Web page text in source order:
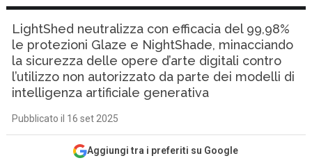
LightShed neutralizza con efficacia del 99,98%
le protezioni Glaze e NightShade, minacciando
la sicurezza delle opere d’arte digitali contro
l’utilizzo non autorizzato da parte dei modelli di
intelligenza artificiale generativa
Pubblicato il 16 set 2025
Aggiungi tra i preferiti su Google